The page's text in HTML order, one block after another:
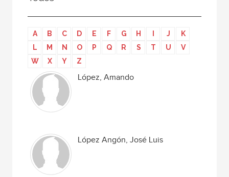
Editor
Editora
Escritor
Escritora
Prologuista
Traductor
A B C D E F G H J
K
L
M N O P Q R S T U
V
W
X Y Z
López, Amando
López Angón, José Luis